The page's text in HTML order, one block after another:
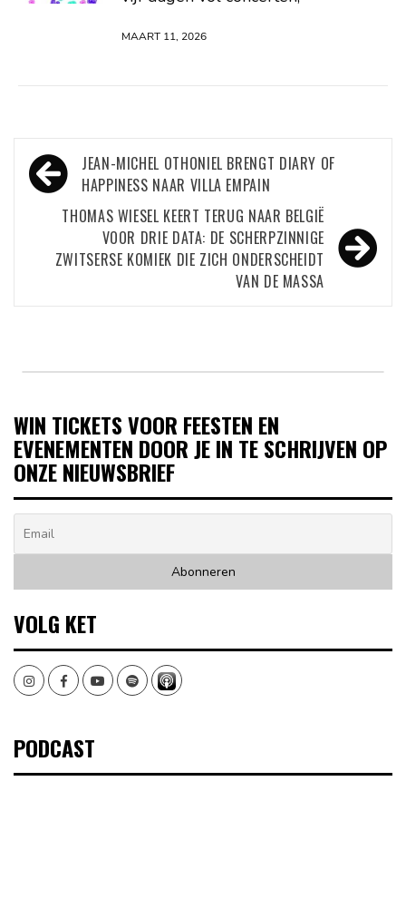
MAART 11, 2026
Bericht
navigatie
JEAN-MICHEL OTHONIEL BRENGT DIARY OF
HAPPINESS NAAR VILLA EMPAIN
THOMAS WIESEL KEERT TERUG NAAR BELGIË
VOOR DRIE DATA: DE SCHERPZINNIGE
ZWITSERSE KOMIEK DIE ZICH ONDERSCHEIDT
VAN DE MASSA
WIN TICKETS VOOR FEESTEN EN
EVENEMENTEN DOOR JE IN TE SCHRIJVEN OP
ONZE NIEUWSBRIEF
VOLG KET
InstagramFacebookYoutubeSpotify
PODCAST